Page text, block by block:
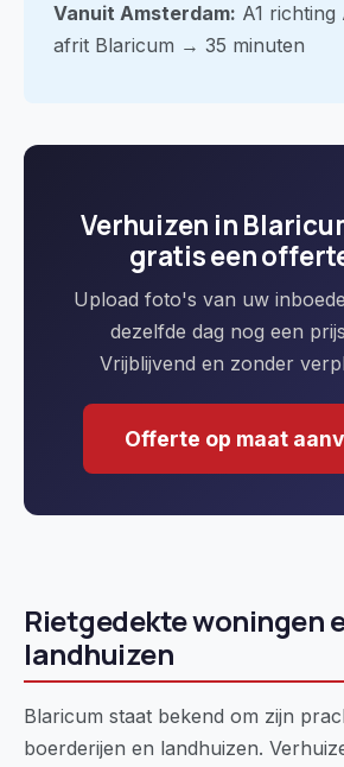
Vanuit Amsterdam: A1
afrit Blaricum → 35 minuten
Verhuizen in
gratis een
Upload foto's van uw
dezelfde dag nog een
Vrijblijvend en zonder
Offerte op maat
Rietgedekte woningen
landhuizen
Blaricum staat bekend om zijn
boerderijen en landhuizen.